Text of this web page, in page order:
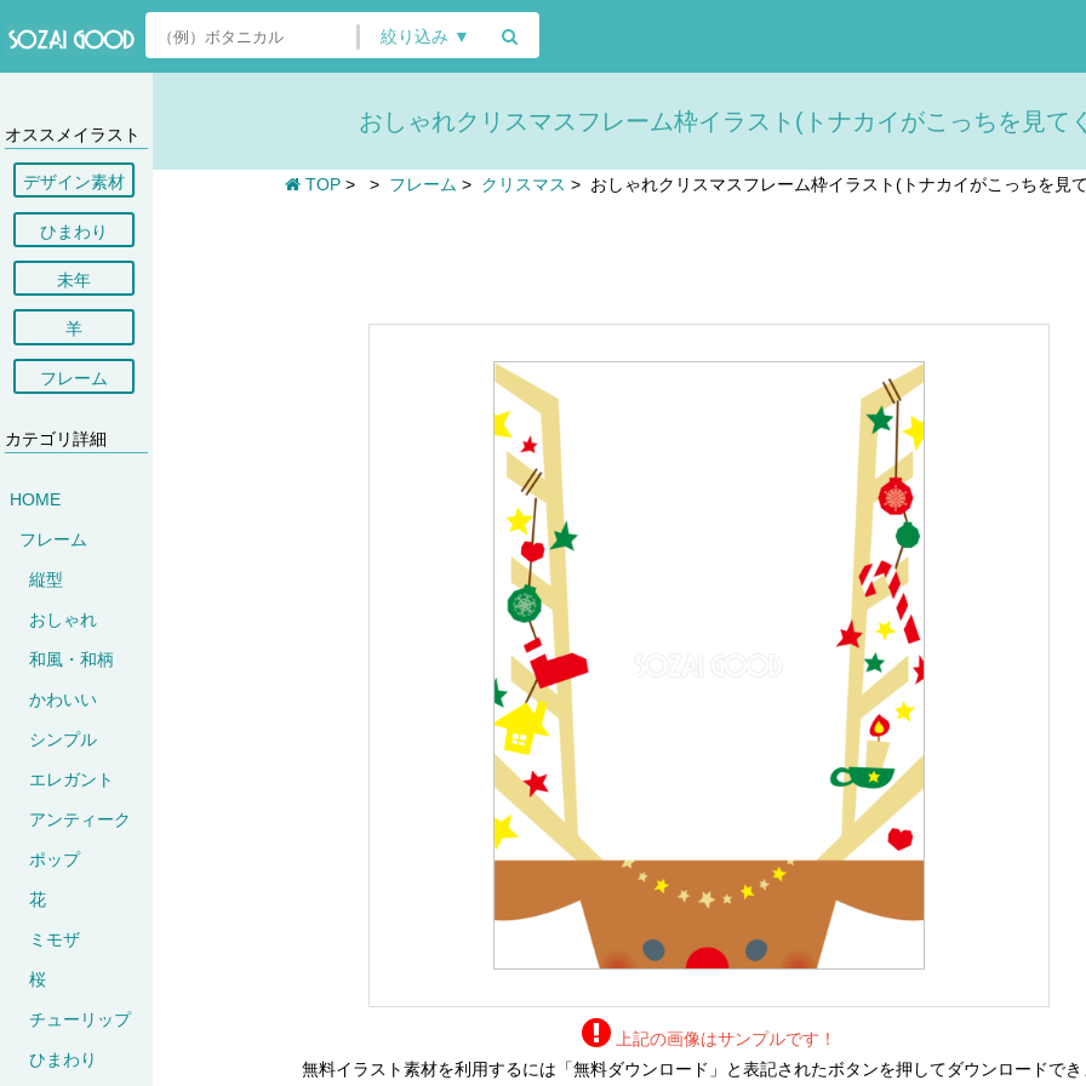
絞り込み ▼
オススメイラスト
デザイン素材
ひまわり
未年
羊
フレーム
カテゴリ詳細
HOME
フレーム
縦型
おしゃれ
和風・和柄
かわいい
シンプル
エレガント
アンティーク
ポップ
花
ミモザ
桜
チューリップ
ひまわり
おしゃれクリスマスフレーム枠イラスト(トナカイがこっちを見て
TOP > > フレーム > クリスマス > おしゃれクリスマスフレーム枠イラスト(トナカイがこっちを見
上記の画像はサンプルです！
無料イラスト素材を利用するには「無料ダウンロード」と表記されたボタンを押してダウンロードでき